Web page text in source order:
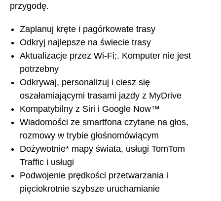
przygodę.
Zaplanuj kręte i pagórkowate trasy
Odkryj najlepsze na świecie trasy
Aktualizacje przez Wi-Fi;. Komputer nie jest
potrzebny
Odkrywaj, personalizuj i ciesz się
oszałamiającymi trasami jazdy z MyDrive
Kompatybilny z Siri i Google Now™
Wiadomości ze smartfona czytane na głos,
rozmowy w trybie głośnomówiącym
Dożywotnie* mapy świata, usługi TomTom
Traffic i usługi
Podwojenie prędkości przetwarzania i
pięciokrotnie szybsze uruchamianie